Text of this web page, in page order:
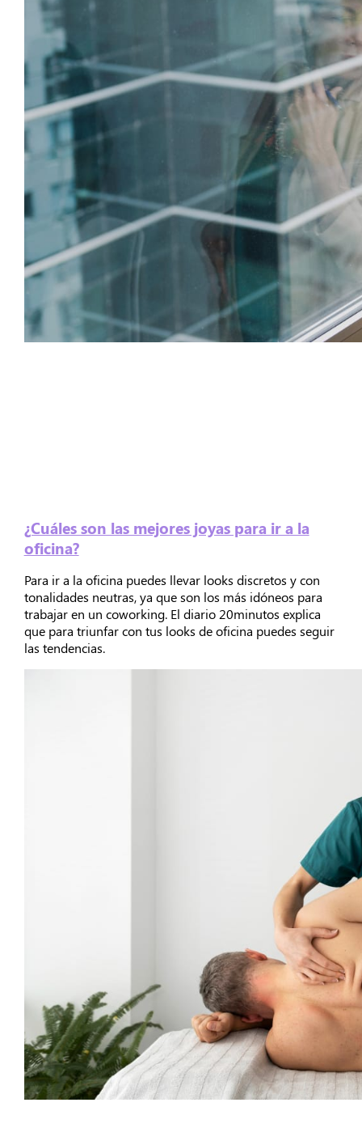
¿Cuáles son las mejores joyas para ir a la
oficina?
Para ir a la oficina puedes llevar looks discretos y con
tonalidades neutras, ya que son los más idóneos para
trabajar en un coworking. El diario 20minutos explica
que para triunfar con tus looks de oficina puedes seguir
las tendencias.